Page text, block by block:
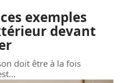
exemples
devant
doit être à la fois
…